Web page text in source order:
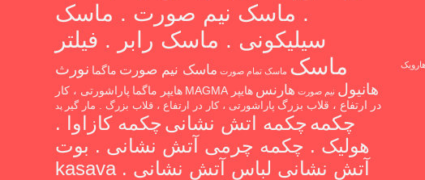
. ماسک نیم صورت . ماسک
سیلیکونی . ماسک رابر . فیلتر
ماسک ماسک تمام صورت ماسک نیم صورت ماگما نورث
هانیول نیم صورت هارنس هایپر MAGMA هایپر ماگما پاراشورتی ، کار
در ارتفاع ، قلاب بزرگ پاراشورتی ، کار در ارتفاع ، قلاب بزرگ . مار گیر پد
چکمه چکمه اتش نشانی چکمه کازاوا .
هولیک . چکمه چرمی آتش نشانی . بوت
آتش نشانی لباس آتش نشانی kasava .